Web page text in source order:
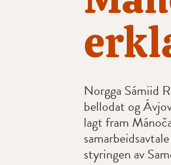
Norgga Sámiid
bellodat og
lagt fram
styringen av